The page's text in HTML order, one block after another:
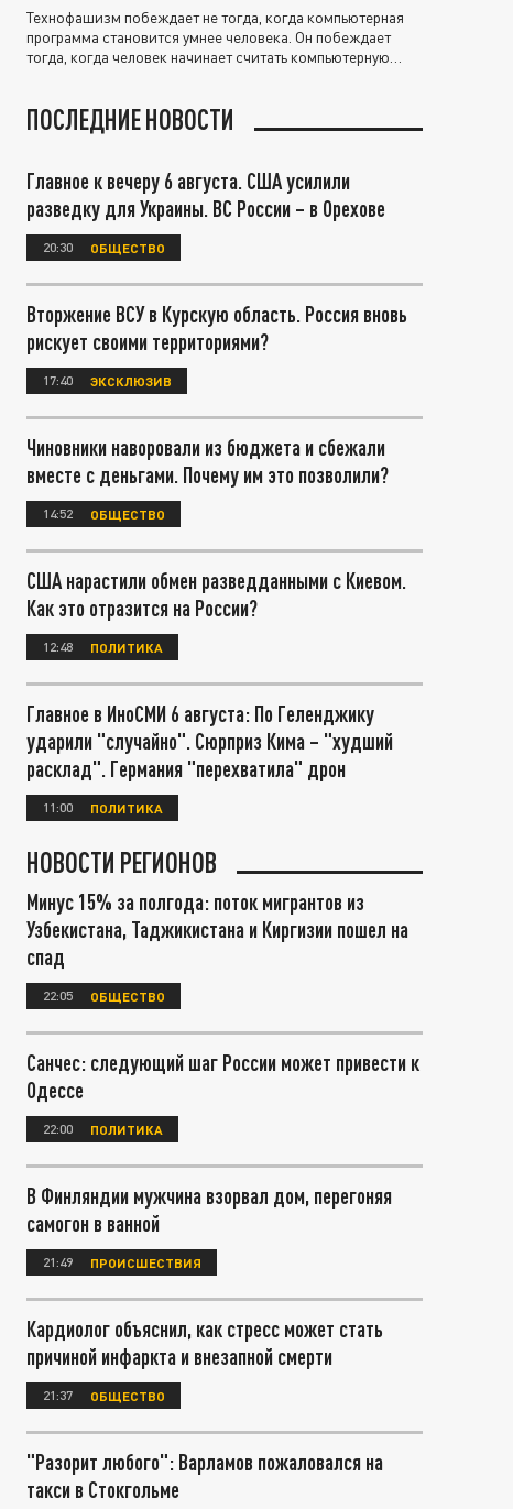
Технофашизм побеждает не тогда, когда компьютерная
программа становится умнее человека. Он побеждает
тогда, когда человек начинает считать компьютерную
ПОСЛЕДНИЕ НОВОСТИ
Главное к вечеру 6 августа. США усилили
разведку для Украины. ВС России – в Орехове
20:30 ОБЩЕСТВО
Вторжение ВСУ в Курскую область. Россия вновь
рискует своими территориями?
17:40 ЭКСКЛЮЗИВ
Чиновники наворовали из бюджета и сбежали
вместе с деньгами. Почему им это позволили?
14:52 ОБЩЕСТВО
США нарастили обмен разведданными с Киевом.
Как это отразится на России?
12:48 ПОЛИТИКА
Главное в ИноСМИ 6 августа: По Геленджику
ударили "случайно". Сюрприз Кима – "худший
расклад". Германия "перехватила" дрон
11:00 ПОЛИТИКА
НОВОСТИ РЕГИОНОВ
Минус 15% за полгода: поток мигрантов из
Узбекистана, Таджикистана и Киргизии пошел на
спад
22:05 ОБЩЕСТВО
Санчес: следующий шаг России может привести к
Одессе
22:00 ПОЛИТИКА
В Финляндии мужчина взорвал дом, перегоняя
самогон в ванной
21:49 ПРОИСШЕСТВИЯ
Кардиолог объяснил, как стресс может стать
причиной инфаркта и внезапной смерти
21:37 ОБЩЕСТВО
"Разорит любого": Варламов пожаловался на
такси в Стокгольме